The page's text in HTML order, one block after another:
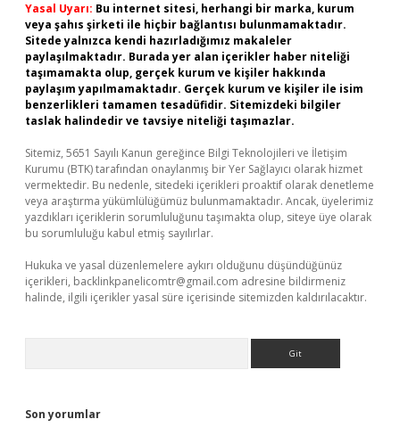
Yasal Uyarı: Bu internet sitesi, herhangi bir marka, kurum
veya şahıs şirketi ile hiçbir bağlantısı bulunmamaktadır.
Sitede yalnızca kendi hazırladığımız makaleler
paylaşılmaktadır. Burada yer alan içerikler haber niteliği
taşımamakta olup, gerçek kurum ve kişiler hakkında
paylaşım yapılmamaktadır. Gerçek kurum ve kişiler ile isim
benzerlikleri tamamen tesadüfidir. Sitemizdeki bilgiler
taslak halindedir ve tavsiye niteliği taşımazlar.
Sitemiz, 5651 Sayılı Kanun gereğince Bilgi Teknolojileri ve İletişim
Kurumu (BTK) tarafından onaylanmış bir Yer Sağlayıcı olarak hizmet
vermektedir. Bu nedenle, sitedeki içerikleri proaktif olarak denetleme
veya araştırma yükümlülüğümüz bulunmamaktadır. Ancak, üyelerimiz
yazdıkları içeriklerin sorumluluğunu taşımakta olup, siteye üye olarak
bu sorumluluğu kabul etmiş sayılırlar.
Hukuka ve yasal düzenlemelere aykırı olduğunu düşündüğünüz
içerikleri, backlinkpanelicomtr@gmail.com adresine bildirmeniz
halinde, ilgili içerikler yasal süre içerisinde sitemizden kaldırılacaktır.
Son yorumlar